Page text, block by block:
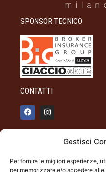
Gestisci
Per fornire le migliori esperienze,
per memorizzare e/o accedere
SPONSOR TECNICO
CONTATTI
348 90 31 514
INFO